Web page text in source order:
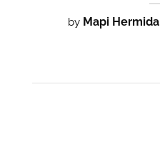
by Mapi Hermida